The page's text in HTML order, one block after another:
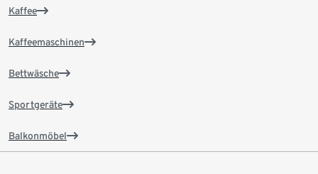
Kaffee
Kaffeemaschinen
Bettwäsche
Sportgeräte
Balkonmöbel